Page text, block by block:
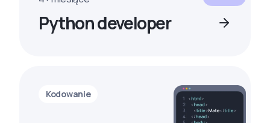
Python developer
Kodowanie